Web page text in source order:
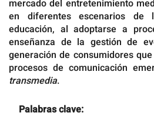
mercado del entretenimiento
en diferentes escenarios de
educación, al adoptarse a
enseñanza de la gestión de
generación de consumidores
procesos de comunicación
transmedia.
Palabras clave: